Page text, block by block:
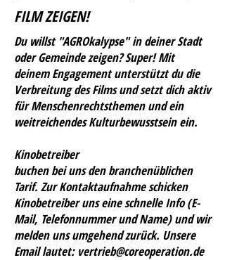
FILM ZEIGEN!
Du willst "AGROkalypse" in deiner Stadt
oder Gemeinde zeigen? Super! Mit
deinem Engagement unterstützt du die
Verbreitung des Films und setzt dich aktiv
für Menschenrechtsthemen und ein
weitreichendes Kulturbewusstsein ein.
Kinobetreiber
buchen bei uns den branchenüblichen
Tarif. Zur Kontaktaufnahme schicken
Kinobetreiber uns eine schnelle Info (E-
Mail, Telefonnummer und Name) und wir
melden uns umgehend zurück. Unsere
Email lautet: vertrieb@coreoperation.de